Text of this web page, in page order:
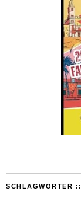
SCHLAGWÖRTER ::